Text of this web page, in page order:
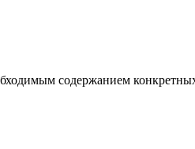
содержанием